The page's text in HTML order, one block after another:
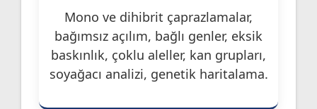
Mono ve dihibrit çaprazlamalar,
bağımsız açılım, bağlı genler, eksik
baskınlık, çoklu aleller, kan grupları,
soyağacı analizi, genetik haritalama.